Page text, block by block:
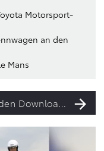
Motorsport-
an den
Mans
Zu den Downloads